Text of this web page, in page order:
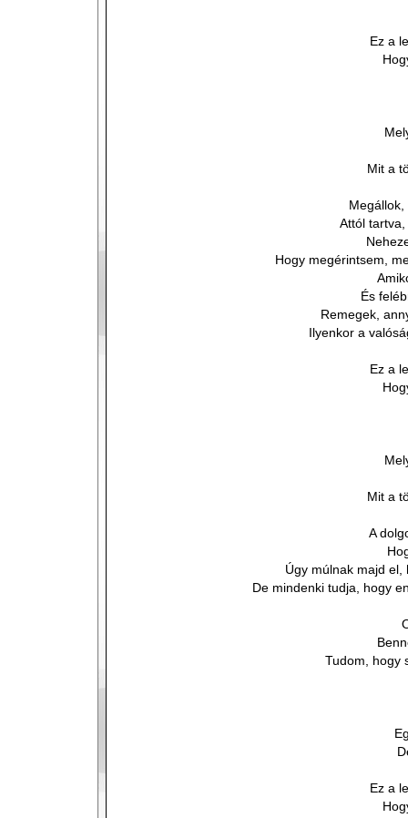
Ez a
Mit a
Attól
Hogy megérintsem,
És
Remegek,
Ilyenkor a
Ez a
Mit a
A
Úgy múlnak majd
De mindenki tudja, hogy
Tudom, hogy
Ez a